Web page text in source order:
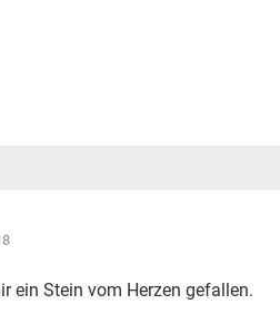
ein Stein vom Herzen gefallen.